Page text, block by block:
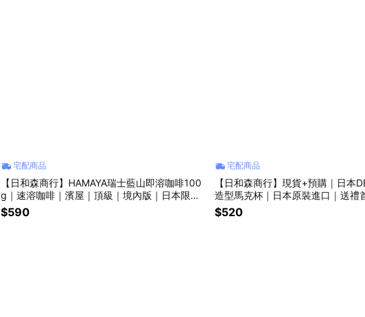
宅配商品
【日和森商行】HAMAYA瑞士藍山即溶咖啡100
g｜速溶咖啡｜濱屋｜頂級｜境內版｜日本限定
｜冷釀
$590
宅配商品
【日和森商行】現貨+預購｜日本
造型馬克杯｜日本原裝進口｜送禮
LE 療癒小雜貨
$520